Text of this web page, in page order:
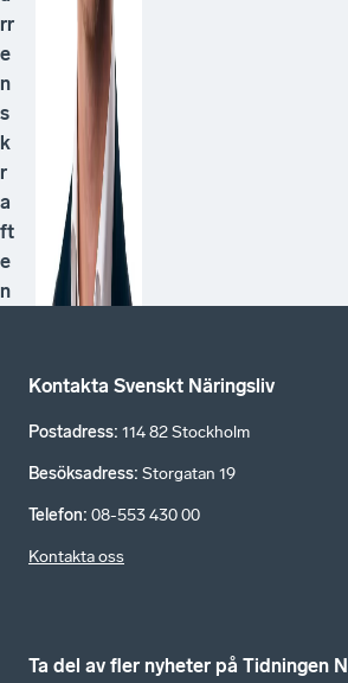
rr
e
n
s
k
r
a
ft
e
n
Kontakta Svenskt Näringsliv
Postadress: 114 82 Stockholm
Besöksadress: Storgatan 19
Telefon: 08-553 430 00
Kontakta oss
Ta del av fler nyheter på Tidningen